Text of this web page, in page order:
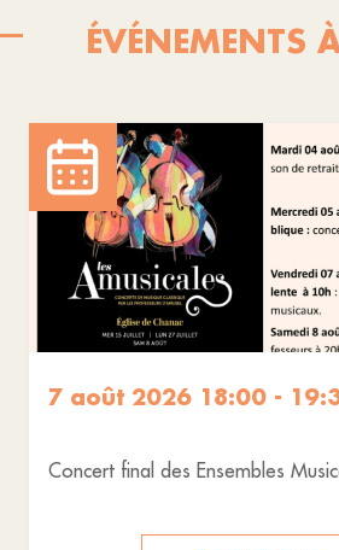
ÉVÉNEMENTS
7 août 2026 18:00 -
Concert final des Ensembles